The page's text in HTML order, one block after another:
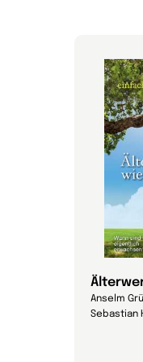
Anselm
Sebastian